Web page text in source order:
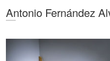
Antonio Fernández